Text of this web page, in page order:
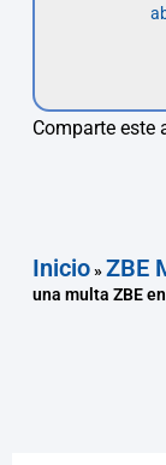
Comparte este
Inicio»ZBE
una multa ZBE